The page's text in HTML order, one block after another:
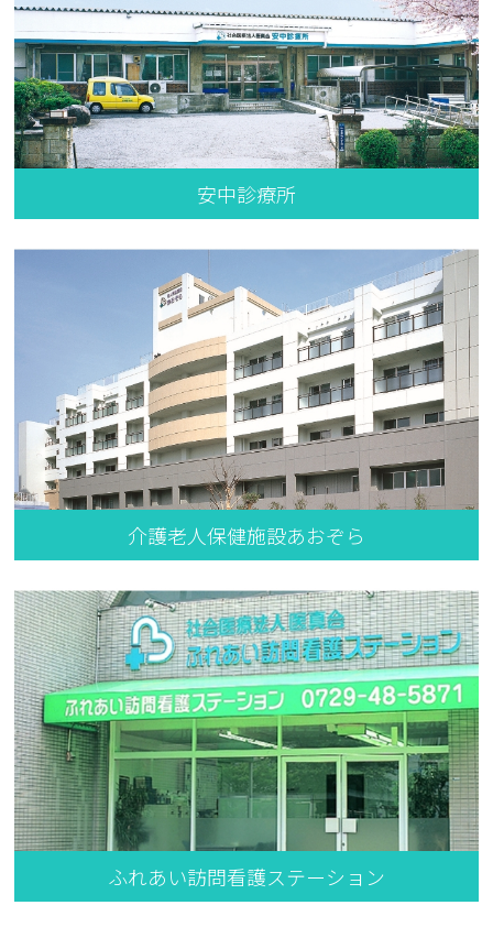
安中診療所
介護老人保健施設あおぞら
ふれあい訪問看護ステーション